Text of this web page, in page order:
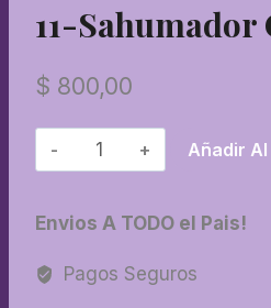
11-Sahumador
$ 800,00
11-
Sahumador
cantidad
Añadir
Envios A TODO el Pais!
Pagos Seguros